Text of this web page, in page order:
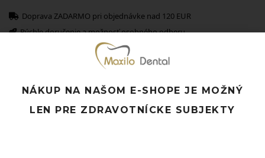
Doprava ZADARMO pri objednávke nad 120 EUR
Rýchle doručenie a možnosť osobného odberu
Potrebujete poradiť? Neváhajte nás
Súvisiace produkty
NÁKUP NA NAŠOM E-SHOPE JE MOŽNÝ
LEN PRE ZDRAVOTNÍCKE SUBJEKTY